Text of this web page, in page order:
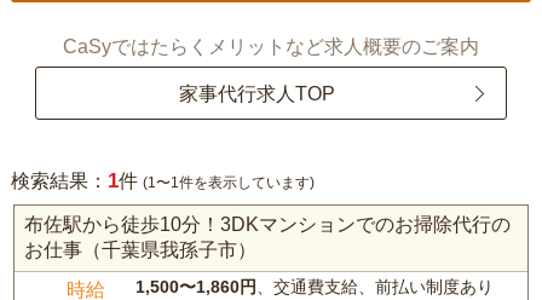
CaSyではたらくメリットなど求人概要のご案内
家事代行求人TOP
検索結果： 1件 (1〜1件を表示しています)
布佐駅から徒歩10分！3DKマンションでのお掃除代行の
お仕事（千葉県我孫子市）
時給 1,500〜1,860円、交通費支給、前払い制度あり